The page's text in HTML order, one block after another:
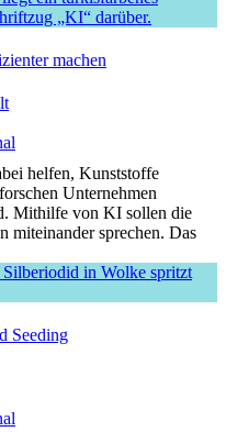
machen
helfen, Kunststoffe
Unternehmen
Mithilfe von KI sollen die
miteinander sprechen. Das
Seeding